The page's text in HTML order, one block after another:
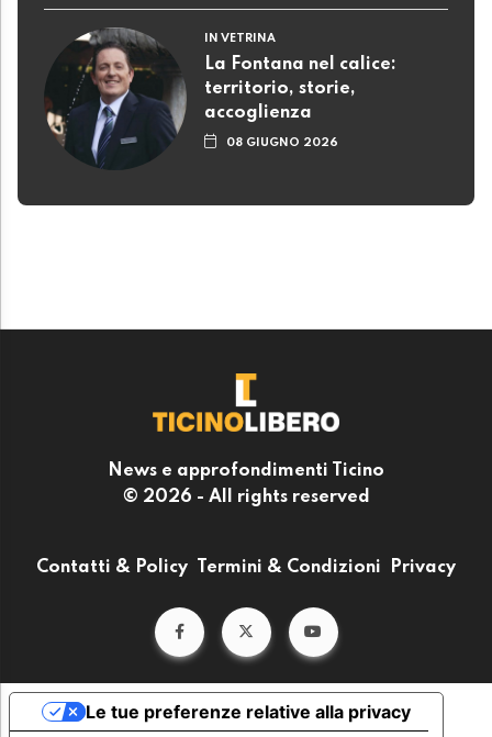
IN VETRINA
La Fontana nel calice:
territorio, storie,
accoglienza
08 GIUGNO 2026
News e approfondimenti Ticino
© 2026 - All rights reserved
Contatti & Policy Termini & Condizioni Privacy
Le tue preferenze relative alla privacy